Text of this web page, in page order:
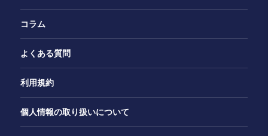
コラム
よくある質問
利用規約
個人情報の取り扱いについて